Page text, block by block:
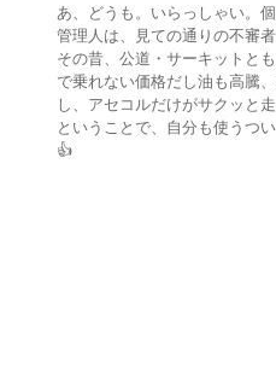
あ、どうも。いらっしゃい。
管理人は、見ての通りの不審
その昔、公道・サーキットと
で乗れない価格だし油も高騰
し、アセコルだけがサクッと
ということで、自分も使うつ
👍